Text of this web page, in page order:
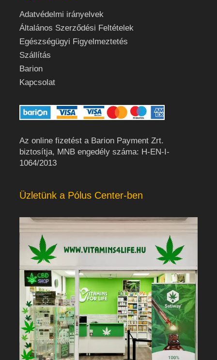
Adatvédelmi irányelvek
Általános Szerződési Feltételek
Egészségügyi Figyelmeztetés
Szállítás
Barion
Kapcsolat
Az online fizetést a Barion Payment Zrt.
biztosítja, MNB engedély száma: H-EN-I-
1064/2013
Üzletünk a Pólus Center-ben